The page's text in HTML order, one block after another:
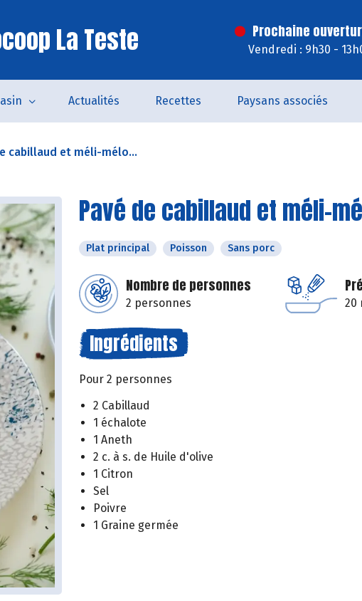
La Teste Prochaine
Vendredi : 9h30 -
Actualités Recettes Paysans associés
cabillaud et méli-mélo...
Pavé de cabillaud et méli-
Plat principal Poisson Sans porc
Nombre de personnes
2 personnes 20
Ingrédients
Pour 2 personnes
2 Cabillaud
1 échalote
1 Aneth
2 c. à s. de Huile d'olive
1 Citron
Sel
Poivre
1 Graine germée